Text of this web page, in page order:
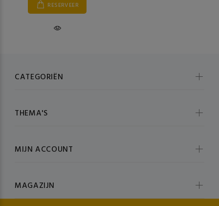
RESERVEER
CATEGORIËN
THEMA'S
MIJN ACCOUNT
MAGAZIJN